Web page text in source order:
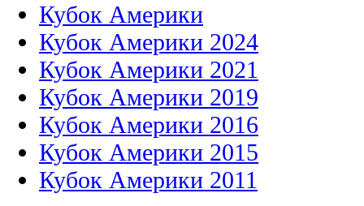
Кубок Америки
Кубок Америки 2024
Кубок Америки 2021
Кубок Америки 2019
Кубок Америки 2016
Кубок Америки 2015
Кубок Америки 2011